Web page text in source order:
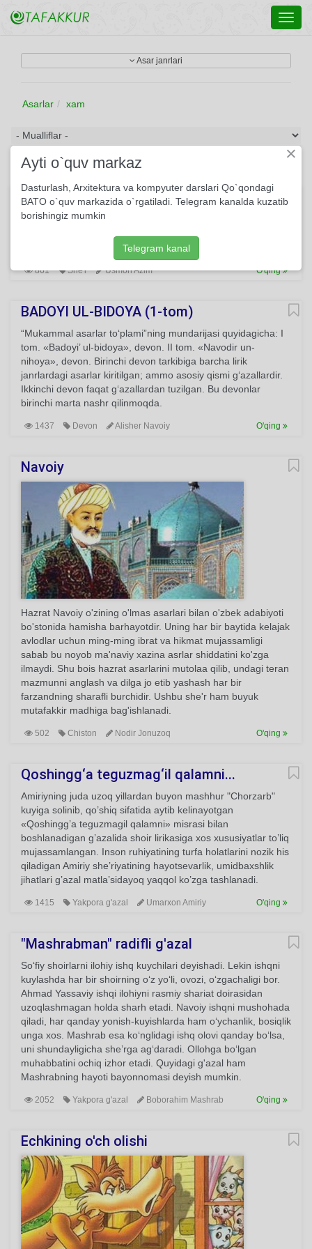
Asar janrlari
Asarlar xam
"Xamsa"ga tatabbu
Hikmatni ko‘p ko‘rdim bu dahri dunda — Kulgili bo‘lmasmi bir
Soyam oldindadir quyoshdan qochsam.
861 She'r Usmon Azim O'qing
BADOYI UL-BIDOYA (1-tom)
“Mukammal asarlar to‘plami”ning mundarijasi quyidagicha: I
tom. «Badoyi’ ul-bidoya», devon. II tom. «Navodir un-
nihoya», devon. Birinchi devon tarkibiga barcha lirik
janrlardagi asarlar kiritilgan; ammo asosiy qismi g‘azallardir.
Ikkinchi devon faqat g‘azallardan tuzilgan. Bu devonlar
birinchi marta nashr qilinmoqda.
1437 Devon Alisher Navoiy O'qing
Navoiy
Hazrat Navoiy o'zining o'lmas asarlari bilan o'zbek adabiyoti
bo'stonida hamisha barhayotdir. Uning har bir baytida kelajak
avlodlar uchun ming-ming ibrat va hikmat mujassamligi
sabab bu noyob ma'naviy xazina asrlar shiddatini ko'zga
ilmaydi. Shu bois hazrat asarlarini mutolaa qilib, undagi teran
mazmunni anglash va dilga jo etib yashash har bir
farzandning sharafli burchidir. Ushbu she'r ham buyuk
mutafakkir madhiga bag'ishlanadi.
502 Chiston Nodir Jonuzoq O'qing
Qoshingg‘a teguzmag‘il qalamni...
Amiriyning juda uzoq yillardan buyon mashhur "Chorzarb"
kuyiga solinib, qo’shiq sifatida aytib kelinayotgan
«Qoshingg’a teguzmagil qalamni» misrasi bilan
boshlanadigan g’azalida shoir lirikasiga xos xususiyatlar to’liq
mujassamlangan. Inson ruhiyatining turfa holatlarini nozik his
qiladigan Amiriy she’riyatining hayotsevarlik, umidbaxshlik
jihatlari g’azal matla’sidayoq yaqqol ko’zga tashlanadi.
1415 Yakpora g'azal Umarxon Amiriy O'qing
"Mashrabman" radifli g'azal
So‘fiy shoirlarni ilohiy ishq kuychilari deyishadi. Lekin ishqni
kuylashda har bir shoirning o‘z yo‘li, ovozi, o‘zgachaligi bor.
Ahmad Yassaviy ishqi ilohiyni rasmiy shariat doirasidan
uzoqlashmagan holda sharh etadi. Navoiy ishqni mushohada
qiladi, har qanday yonish-kuyishlarda ham o‘ychanlik, bosiqlik
unga xos. Mashrab esa ko‘nglidagi ishq olovi qanday bo‘lsa,
uni shundayligicha she’rga ag‘daradi. Ollohga bo‘lgan
muhabbatini ochiq izhor etadi. Quyidagi g'azal ham
Mashrabning hayoti bayonnomasi deyish mumkin.
2052 Yakpora g'azal Boborahim Mashrab O'qing
Echkining o'ch olishi
×
Ayti o`quv markaz
Dasturlash, Arxitektura va kompyuter darslari Qo`qondagi
BATO o`quv markazida o`rgatiladi. Telegram kanalda kuzatib
borishingiz mumkin
Telegram kanal